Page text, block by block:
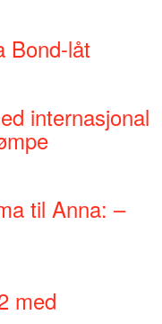
Bond-låt
internasjonal
til Anna: –
med